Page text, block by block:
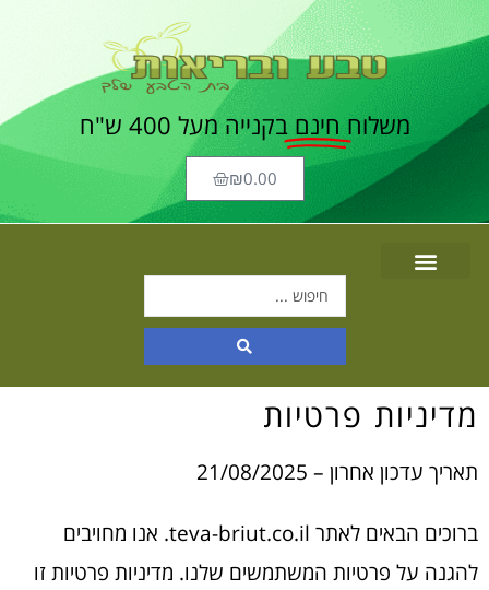
משלוח חינם בקנייה מעל 400 ש"ח
₪0.00
מדיניות פרטיות
תאריך עדכון אחרון – 21/08/2025
ברוכים הבאים לאתר teva-briut.co.il. אנו מחויבים
להגנה על פרטיות המשתמשים שלנו. מדיניות פרטיות זו